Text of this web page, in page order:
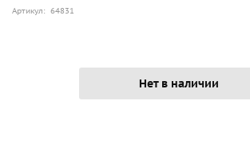
Артикул: 64831
Нет в наличии